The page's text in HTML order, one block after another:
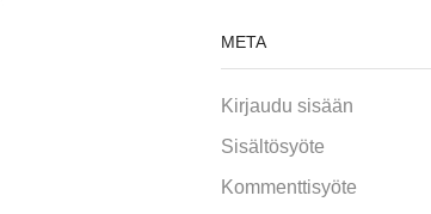
META
Kirjaudu sisään
Sisältösyöte
Kommenttisyöte